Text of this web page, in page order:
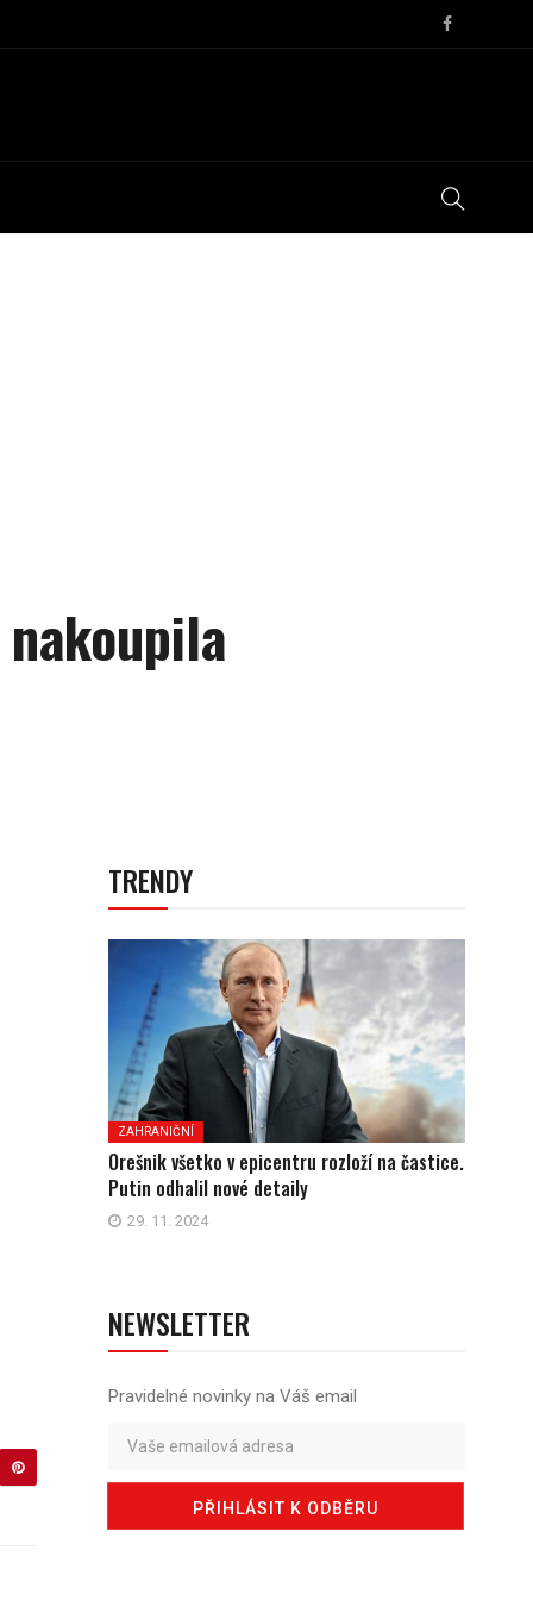
TRENDY
ZAHRANIČNÍ
Orešnik všetko v epicentru rozloží na častice.
Putin odhalil nové detaily
29. 11. 2024
NEWSLETTER
Pravidelné novinky na Váš email